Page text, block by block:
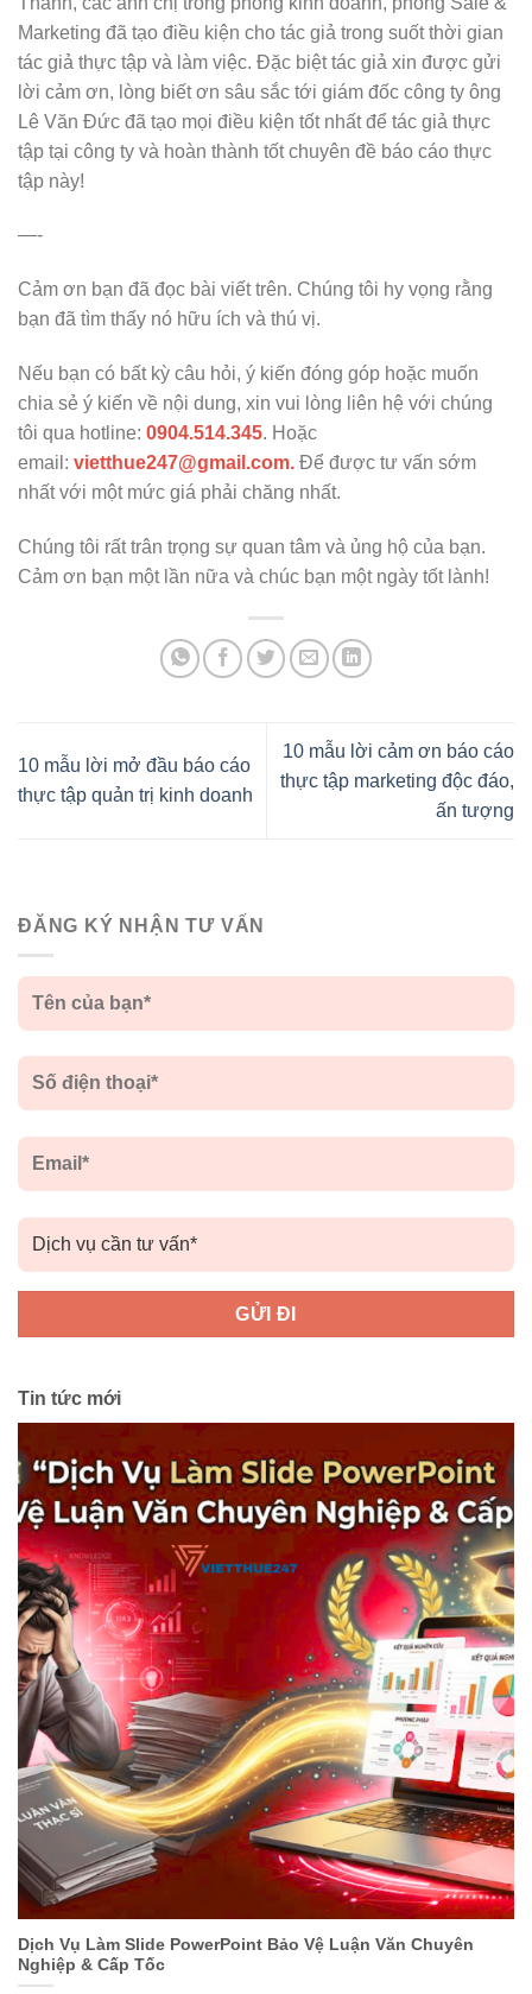
Marketing đã tạo điều kiện cho tác giả trong suốt thời gian
tác giả thực tập và làm việc. Đặc biệt tác giả xin được gửi
lời cảm ơn, lòng biết ơn sâu sắc tới giám đốc công ty ông
Lê Văn Đức đã tạo mọi điều kiện tốt nhất để tác giả thực
tập tại công ty và hoàn thành tốt chuyên đề báo cáo thực
tập này!
—-
Cảm ơn bạn đã đọc bài viết trên. Chúng tôi hy vọng rằng
bạn đã tìm thấy nó hữu ích và thú vị.
Nếu bạn có bất kỳ câu hỏi, ý kiến đóng góp hoặc muốn
chia sẻ ý kiến về nội dung, xin vui lòng liên hệ với chúng
tôi qua hotline: 0904.514.345. Hoặc
email: vietthue247@gmail.com. Để được tư vấn sớm
nhất với một mức giá phải chăng nhất.
Chúng tôi rất trân trọng sự quan tâm và ủng hộ của bạn.
Cảm ơn bạn một lần nữa và chúc bạn một ngày tốt lành!
10 mẫu lời mở đầu báo cáo
thực tập quản trị kinh doanh
10 mẫu lời cảm ơn báo cáo
thực tập marketing độc đáo,
ấn tượng
ĐĂNG KÝ NHẬN TƯ VẤN
Tin tức mới
Dịch Vụ Làm Slide PowerPoint Bảo Vệ Luận Văn Chuyên
Nghiệp & Cấp Tốc